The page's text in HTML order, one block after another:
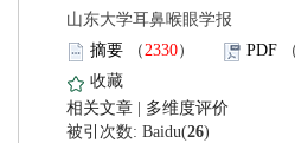
山东大学耳鼻喉眼学报
）
)